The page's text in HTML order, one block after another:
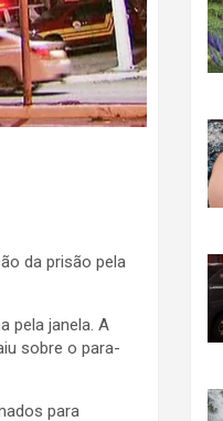
da prisão pela
pela janela. A
sobre o para-
para